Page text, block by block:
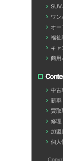
SUV
ワン
オー
福祉
キャ
商用
中古
新車
買取
修理
加盟
個人